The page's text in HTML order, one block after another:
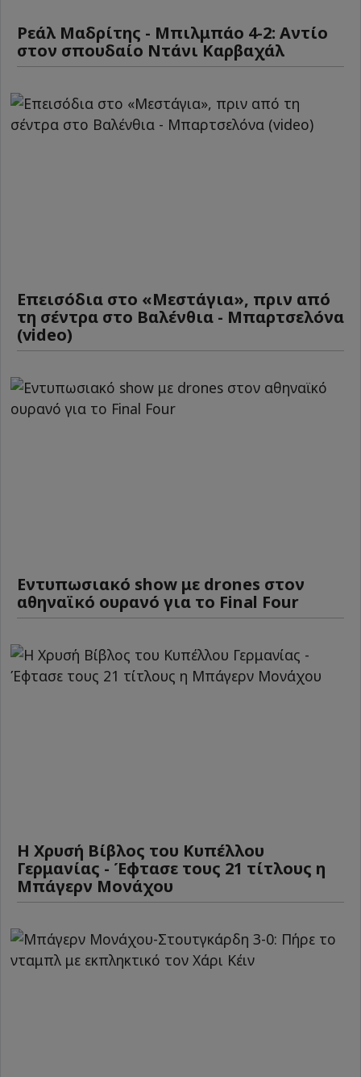
Ρεάλ Μαδρίτης - Μπιλμπάο 4-2: Αντίο
στον σπουδαίο Ντάνι Καρβαχάλ
Επεισόδια στο «Μεστάγια», πριν από
τη σέντρα στο Βαλένθια - Μπαρτσελόνα
(video)
Εντυπωσιακό show με drones στον
αθηναϊκό ουρανό για το Final Four
Η Χρυσή Βίβλος του Κυπέλλου
Γερμανίας - Έφτασε τους 21 τίτλους η
Μπάγερν Μονάχου